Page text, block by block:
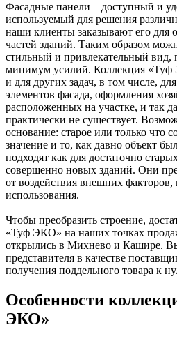
Фасадные панели – доступный и
используемый для решения
наши клиенты заказывают его для
частей зданий. Таким образом
стильный и привлекательный
минимум усилий. Коллекция «Туф
и для других задач, в том числе,
элементов фасада, оформления
расположенных на участке, и так
практически не существует.
основание: старое или только что
значение и то, как давно объект
подходят как для достаточно
совершенно новых зданий. Они
от воздействия внешних факторов,
использования.
Чтобы преобразить строение,
«Туф ЭКО» на наших точках
открылись в Михнево и Кашире.
представителя в качестве
получения поддельного товара к
Особенности
ЭКО»